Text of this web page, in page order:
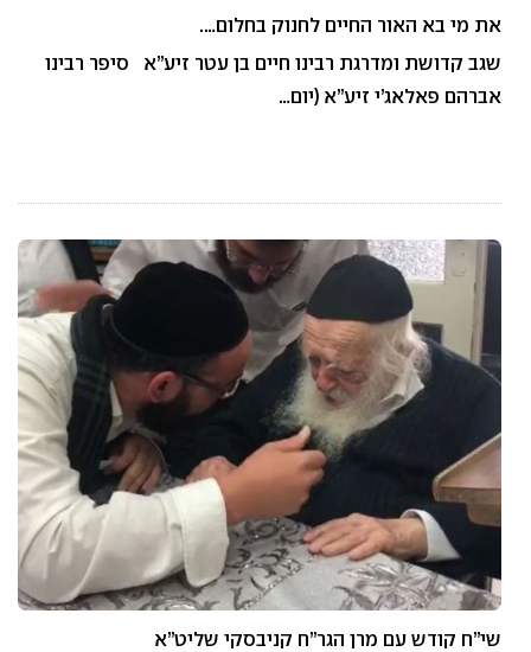
את מי בא האור החיים לחנוק בחלום….
שגב קדושת ומדרגת רבינו חיים בן עטר זיע”א סיפר רבינו
אברהם פאלאג’י זיע”א (יום…
שי”ח קודש עם מרן הגר”ח קניבסקי שליט”א